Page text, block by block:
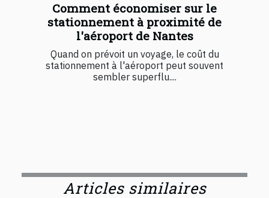
Comment économiser sur le
stationnement à proximité de
l'aéroport de Nantes
Quand on prévoit un voyage, le coût du
stationnement à l'aéroport peut souvent
sembler superflu....
Articles similaires